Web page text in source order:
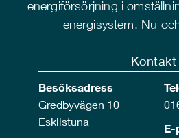
energiförsörjning i
energisystem. Nu
Kontakt
Besöksadress
Gredbyvägen 10
Eskilstuna
E-